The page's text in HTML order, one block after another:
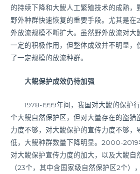
的持续下降和大鲵人工繁殖技术的成熟，
野外种群快速恢复的重要手段。尤其是在
外放流规模不断扩大。虽然野外放流对大
一定的积极作用，但整体成效并不明显，
了一定规模的放流种群。
大鲵保护成效仍待加强
1978-1999年间，我国对大鲵的保护
个大鲵自然保护区，但对大量存在的盗猎
力度不够，对大鲵保护的宣传力度不够，
低，大鲵种群数量下降明显。2000-2019
对大鲵保护宣传力度的加大，以及大鲵自
（23个，其中含国家级自然保护区2个）